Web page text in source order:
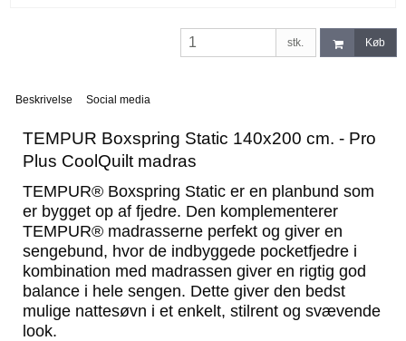
stk. Køb
Beskrivelse Social media
TEMPUR Boxspring Static 140x200 cm. - Pro
Plus CoolQuilt madras
TEMPUR® Boxspring Static er en planbund som
er bygget op af fjedre. Den komplementerer
TEMPUR® madrasserne perfekt og giver en
sengebund, hvor de indbyggede pocketfjedre i
kombination med madrassen giver en rigtig god
balance i hele sengen. Dette giver den bedst
mulige nattesøvn i et enkelt, stilrent og svævende
look.